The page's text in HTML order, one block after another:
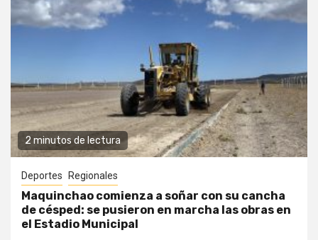
2 minutos de lectura
Deportes Regionales
Maquinchao comienza a soñar con su cancha
de césped: se pusieron en marcha las obras en
el Estadio Municipal